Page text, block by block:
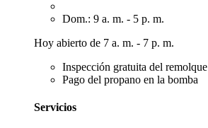
Dom.: 9 a. m. - 5 p. m.
Hoy abierto de 7 a. m. - 7 p. m.
Inspección gratuita del remolque
Pago del propano en la bomba
Servicios